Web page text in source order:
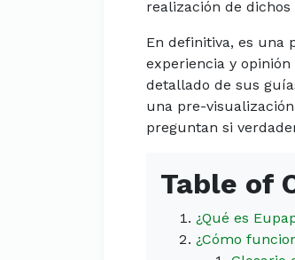
realización de
En definitiva, es una
experiencia y
detallado de sus
una pre-
preguntan si
Table of
¿Qué es
¿Cómo